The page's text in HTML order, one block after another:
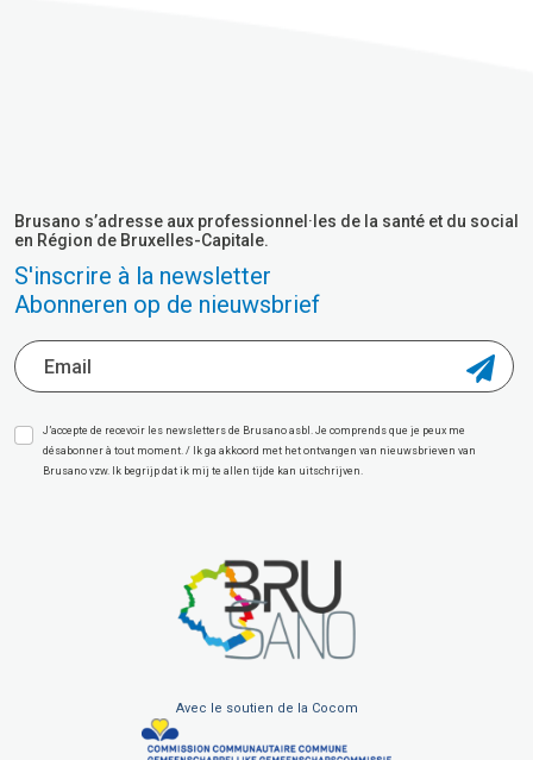
Brusano s’adresse aux professionnel·les de la santé et du social
en Région de Bruxelles-Capitale.
S'inscrire à la newsletter
Abonneren op de nieuwsbrief
J’accepte de recevoir les newsletters de Brusano asbl. Je comprends que je peux me
désabonner à tout moment. / Ik ga akkoord met het ontvangen van nieuwsbrieven van
Brusano vzw. Ik begrijp dat ik mij te allen tijde kan uitschrijven.
Avec le soutien de la Cocom